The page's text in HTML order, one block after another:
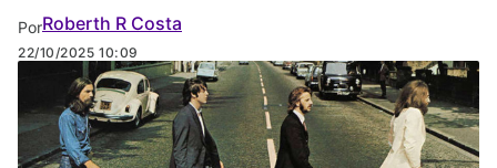
PorRoberth R Costa
22/10/2025 10:09